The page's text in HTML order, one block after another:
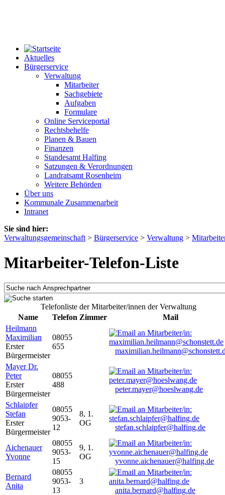
Aktuelles
Bürgerservice
Verwaltung
Mitarbeiter
Sachgebiete
Aufgaben
Formulare
Online Serviceportal
Rechtsbehelfe
Planen & Bauen
Finanzen
Standesamt Halfing
Satzungen & Verordnungen
Landratsamt Rosenheim
Weitere Behörden
Über uns
Kommunale Zusammenarbeit
Intranet
Sie sind hier:
Verwaltungsgemeinschaft > Bürgerservice > Verwaltung >
Mitarbeiter-Telefon-Liste
Telefonliste der Mitarbeiter/innen der Verwaltung
Name
Telefon Zimmer
Mail
Heilmann
Maximilian
Erster
Bürgermeister
08055
655
Mayer Dr.
Peter
Erster
Bürgermeister
08055
488
peter.mayer@hoeslwang.de
Schlaipfer
Stefan
Erster
Bürgermeister
08055
9053-
12
8, 1.
OG
stefan.schlaipfer@halfing.de
Aichenauer
Yvonne
08055
9053-
15
9, 1.
OG
yvonne.aichenauer@halfing.de
Bernard
Anita
08055
9053-
13
3
anita.bernard@halfing.de